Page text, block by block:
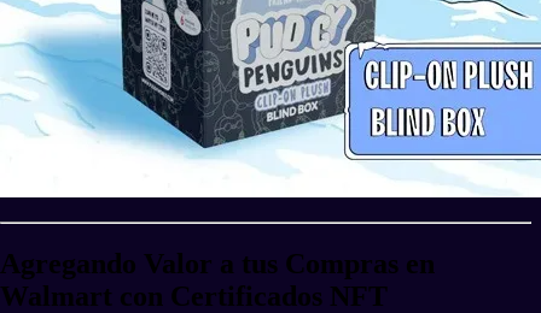
Agregando Valor a tus Compras en
Walmart con Certificados NFT